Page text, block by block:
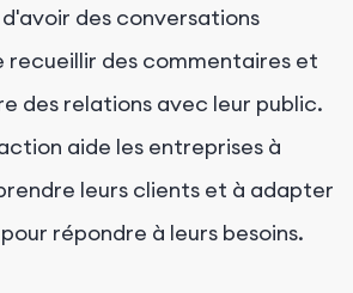
des conversations
recueillir des commentaires et
des relations avec leur public.
aide les entreprises à
leurs clients et à adapter
répondre à leurs besoins.